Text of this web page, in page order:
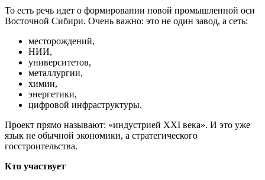
То есть речь идет о формировании новой промышленной оси
Восточной Сибири. Очень важно: это не один завод, а сеть:
месторождений,
НИИ,
университетов,
металлургии,
химии,
энергетики,
цифровой инфраструктуры.
Проект прямо называют: «индустрией XXI века». И это уже
язык не обычной экономики, а стратегического
госстроительства.
Кто участвует